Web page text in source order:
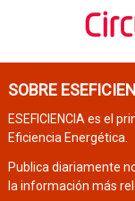
SOBRE
ESEFICIENCIA es el
Eficiencia Energética.
Publica diariamente
la información más